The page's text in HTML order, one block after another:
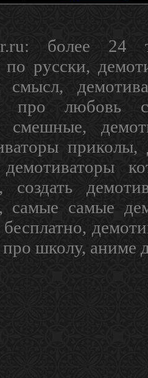
более 24
по русски,
смысл,
про любовь
смешные,
приколы,
создать
самые самые
школу, аниме